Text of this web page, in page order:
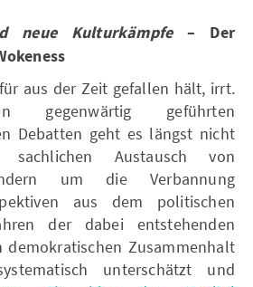
neue Kulturkämpfe– Der
aus der Zeit gefallen hält, irrt.
geführten
Debatten geht es längst nicht
Austausch von
um die Verbannung
aus dem politischen
der dabei entstehenden
demokratischen Zusammenhalt
unterschätzt und